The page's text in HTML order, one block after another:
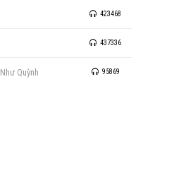
423468
437336
Như Quỳnh 95869